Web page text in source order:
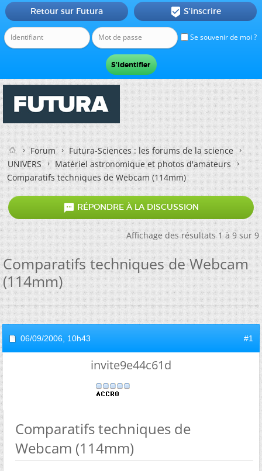
Se souvenir de moi ?
Retour sur Futura  S'inscrire
Forum
Futura-Sciences : les forums de la science
UNIVERS
Matériel astronomique et photos d'amateurs
Comparatifs techniques de Webcam (114mm)
 RÉPONDRE À LA DISCUSSION
Affichage des résultats 1 à 9 sur 9
Comparatifs techniques de Webcam
(114mm)
06/09/2006, 10h43 #1
invite9e44c61d
Comparatifs techniques de
Webcam (114mm)